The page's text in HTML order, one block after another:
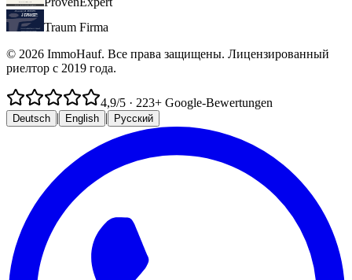
Traum Firma
© 2026 ImmoHauf. Все права защищены. Лицензированный
риелтор с 2019 года.
4,9/5 · 223+ Google-Bewertungen
Deutsch | English | Русский